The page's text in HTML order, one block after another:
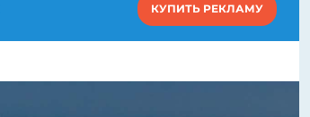
КУПИТЬ РЕКЛАМУ